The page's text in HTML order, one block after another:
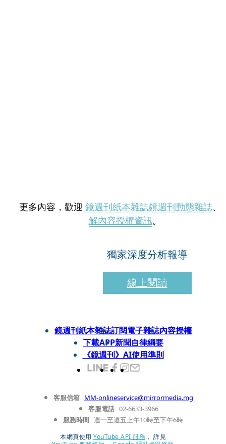
更多內容，歡迎 鏡週刊紙本雜誌鏡週刊動態雜誌、
解內容授權資訊。
獨家深度分析報導
線上閱讀
鏡週刊紙本雜誌訂閱電子雜誌內容授權
下載APP新聞自律綱要
《鏡週刊》AI使用準則
客服信箱 MM-onlineservice@mirrormedia.mg
客服電話 02-6633-3966
服務時間 週一至週五上午10時至下午6時
本網頁使用 YouTube API 服務 ， 詳見